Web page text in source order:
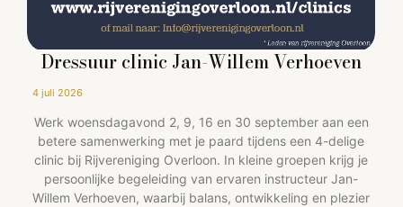
Dressuur clinic Jan-Willem Verhoeven
4 juli 2026
Werk woensdagavond 2, 9, 16 en 30 september aan een
betere samenwerking met je paard tijdens een 4-delige
clinic bij Rijvereniging Overloon. In kleine groepen krijg je
persoonlijke begeleiding van ervaren instructeur Jan-
Willem Verhoeven, waarbij balans, ontwikkeling en plezier